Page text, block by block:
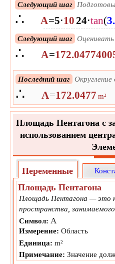
Следующий шаг
∴ A=5⋅1024⋅tan(
Следующий шаг Оценивать
∴ A=
Последний шаг
∴ A=172.0477 m²
Площадь Пентагона с
использованием
Переменные
Площадь Пентагона
Площадь Пентагона — это
пространства,
Символ: A
Измерение: Область
Единица: m²
Примечание: Значение